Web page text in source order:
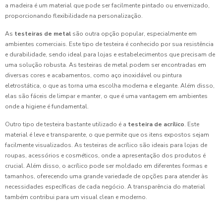
a madeira é um material que pode ser facilmente pintado ou envernizado,
proporcionando flexibilidade na personalização.
As testeiras de metal são outra opção popular, especialmente em
ambientes comerciais. Este tipo de testeira é conhecido por sua resistência
e durabilidade, sendo ideal para lojas e estabelecimentos que precisam de
uma solução robusta. As testeiras de metal podem ser encontradas em
diversas cores e acabamentos, como aço inoxidável ou pintura
eletrostática, o que as torna uma escolha moderna e elegante. Além disso,
elas são fáceis de limpar e manter, o que é uma vantagem em ambientes
onde a higiene é fundamental.
Outro tipo de testeira bastante utilizado é a testeira de acrílico. Este
material é leve e transparente, o que permite que os itens expostos sejam
facilmente visualizados. As testeiras de acrílico são ideais para lojas de
roupas, acessórios e cosméticos, onde a apresentação dos produtos é
crucial. Além disso, o acrílico pode ser moldado em diferentes formas e
tamanhos, oferecendo uma grande variedade de opções para atender às
necessidades específicas de cada negócio. A transparência do material
também contribui para um visual clean e moderno.